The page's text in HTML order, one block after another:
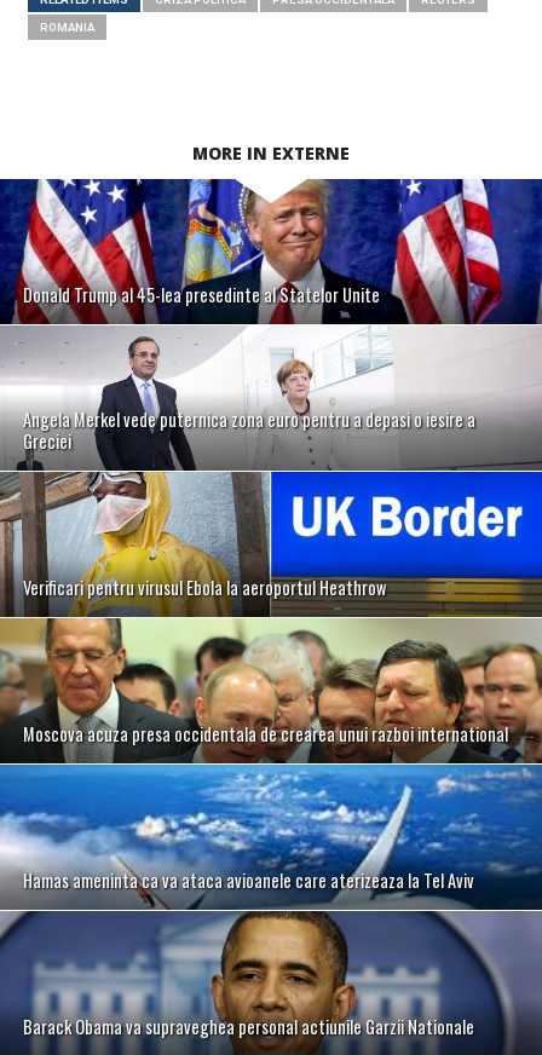
ROMANIA
MORE IN EXTERNE
Donald Trump al 45-lea presedinte al Statelor Unite
Angela Merkel vede puternica zona euro pentru a depasi o iesire a
Greciei
Verificari pentru virusul Ebola la aeroportul Heathrow
Moscova acuza presa occidentala de crearea unui razboi international
Hamas ameninta ca va ataca avioanele care aterizeaza la Tel Aviv
Barack Obama va supraveghea personal actiunile Garzii Nationale